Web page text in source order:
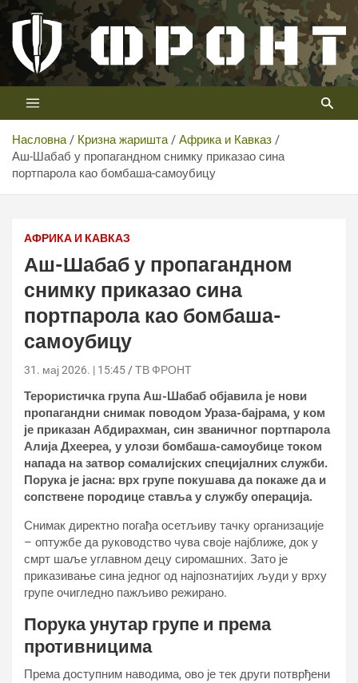
Скип
цонтент
Телевизија ФРОНТ
Први војни канал у Србији
Насловна Кризна жаришта
Африка и Кавказ
Аш-Шабаб у пропагандном снимку приказао сина
портпарола као бомбаша-самоубицу
АФРИКА И КАВКАЗ
Аш-Шабаб у пропагандном
снимку приказао сина
портпарола као бомбаша-
самоубицу
31. мај 2026. | 15:45 ТВ ФРОНТ
Терористичка група Аш-Шабаб објавила је нови
пропагандни снимак поводом Ураза-бајрама, у ком
је приказан Абдирахман, син званичног портпарола
Алија Дхеереа, у улози бомбаша-самоубице током
напада на затвор сомалијских специјалних служби.
Порука је јасна: врх групе покушава да покаже да и
сопствене породице ставља у службу операција.
Снимак директно погађа осетљиву тачку организације
– оптужбе да руководство чува своје најближе, док у
смрт шаље углавном децу сиромашних. Зато је
приказивање сина једног од најпознатијих људи у врху
групе очигледно пажљиво режирано.
Порука унутар групе и према
противницима
Према доступним наводима, ово је тек други потврђени